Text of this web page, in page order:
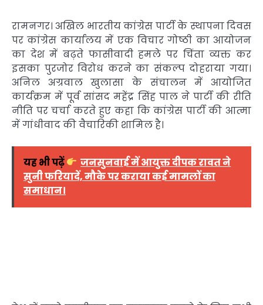
रामनगर। अखिल भारतीय कांग्रेस पार्टी के स्थापना दिवस
पर कांग्रेस कार्यालय में एक विचार गोष्ठी का आयोजन
का देश में बढ़ते फासीवादी हमले पर चिंता व्यक्त कर
इसका पुरजोर विरोध करने का संकल्प दोहराया गया।
अनिल अग्रवाल खुलासा के संचालन में आयोजित
कार्यक्रम में पूर्व सांसद महेंद्र सिंह पाल ने पार्टी की रीति
नीति पर चर्चा करते हुए कहा कि कांग्रेस पार्टी की आत्मा
में गांधीवाद की वैचारिकी शामिल है।
यह भी पढ़ें
जनसुनवाई में आयुक्त दीपक रावत ने
सुनी फरियादें, मौके पर कराया कई मामलों का
समाधान।